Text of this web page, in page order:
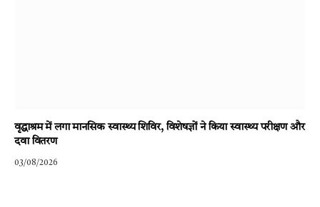
वृद्धाश्रम में लगा मानसिक स्वास्थ्य शिविर, विशेषज्ञों ने किया स्वास्थ्य परीक्षण और
दवा वितरण
03/08/2026